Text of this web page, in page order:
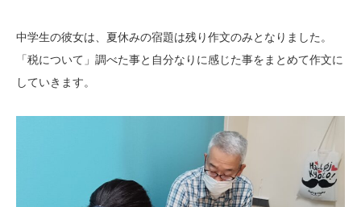
中学生の彼女は、夏休みの宿題は残り作文のみとなりました。
「税について」調べた事と自分なりに感じた事をまとめて作文に
していきます。